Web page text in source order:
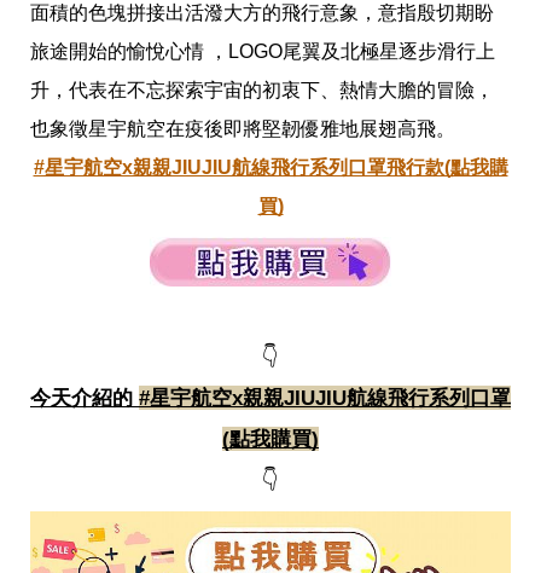
電
推
薦
時
流
照
技
密
面積的色塊拼接出活潑大方的飛行意象，意指殷切期盼
旅途開始的愉悅心情 ，LOGO尾翼及北極星逐步滑行上
升，代表在不忘探索宇宙的初衷下、熱情大膽的冒險，
也象徵星宇航空在疫後即將堅韌優雅地展翅高飛。
#星宇航空x親親JIUJIU航線飛行系列口罩飛行款(點我購
買)
👇
今天介紹的 #星宇航空x親親JIUJIU航線飛行系列口罩
(點我購買)
👇